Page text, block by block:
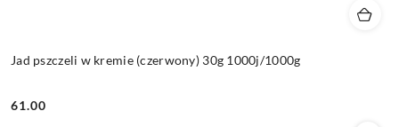
Jad pszczeli w kremie (czerwony) 30g 1000j/1000g
Cena:
61.00